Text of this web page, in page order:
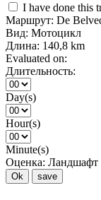
I have done this
Маршрут: De
Вид: Мотоцикл
Длина: 140,8 km
Evaluated on:
Длительность:
Day(s)
Hour(s)
Minute(s)
Оценка: Ландшафт
Ok save